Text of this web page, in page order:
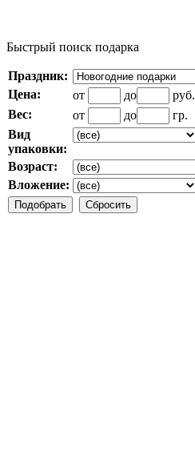
Быстрый поиск подарка
Праздник:
Цена:
от до
руб.
Вес:
от до
гр.
Вид
упаковки:
Возраст:
Вложение: